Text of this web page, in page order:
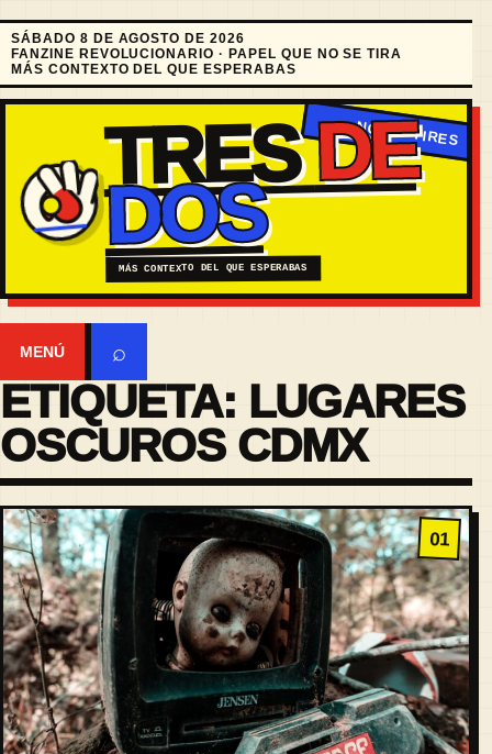
SÁBADO 8 DE AGOSTO DE 2026
FANZINE REVOLUCIONARIO · PAPEL QUE NO SE TIRA
MÁS CONTEXTO DEL QUE ESPERABAS
TRESDE
DOS
MÁS CONTEXTO DEL QUE ESPERABAS
MENÚ ⌕
ETIQUETA: LUGARES
OSCUROS CDMX
01